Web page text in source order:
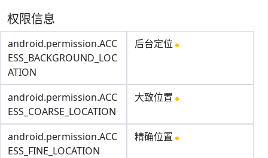
权限信息
android.permission.ACC
ESS_BACKGROUND_LOC
ATION
后台定位
android.permission.ACC
ESS_COARSE_LOCATION
大致位置
android.permission.ACC
ESS_FINE_LOCATION
精确位置